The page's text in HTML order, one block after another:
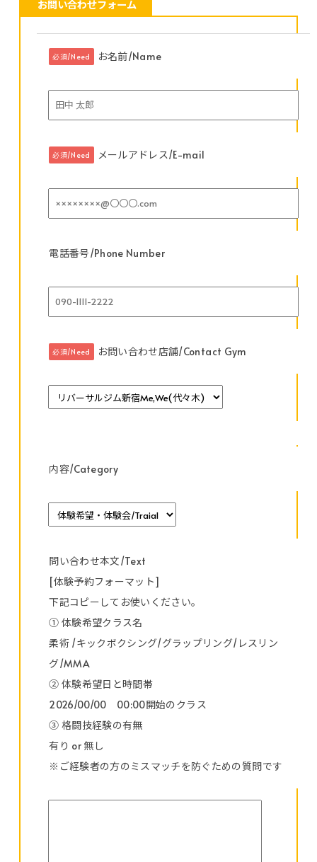
お問い合わせフォーム
必須/Need お名前/Name
必須/Need メールアドレス/E-mail
電話番号/Phone Number
必須/Need お問い合わせ店舗/Contact Gym
内容/Category
問い合わせ本文/Text
[体験予約フォーマット]
下記コピーしてお使いください。
① 体験希望クラス名
柔術 /キックボクシング/グラップリング/レスリン
グ/MMA
② 体験希望日と時間帯
2026/00/00 00:00開始のクラス
③ 格闘技経験の有無
有り or 無し
※ご経験者の方のミスマッチを防ぐための質問です